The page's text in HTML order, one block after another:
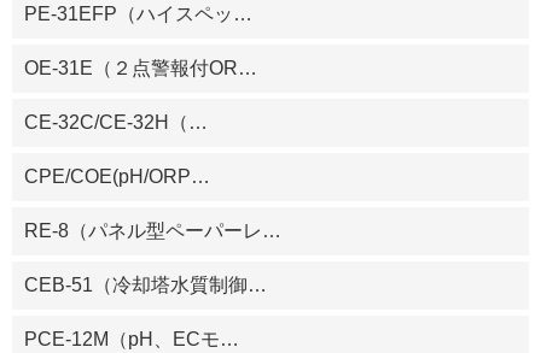
PE-31EFP（ハイスペッ …
OE-31E（２点警報付OR…
CE-32C/CE-32H（ …
CPE/COE(pH/ORP…
RE-8（パネル型ペーパーレ …
CEB-51（冷却塔水質制御…
PCE-12M（pH、ECモ…